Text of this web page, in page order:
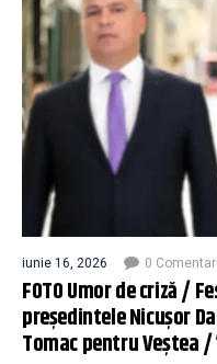
iunie 16, 2026 0
FOTO Umor de criză /
președintele Nicușor
Tomac pentru Veștea /